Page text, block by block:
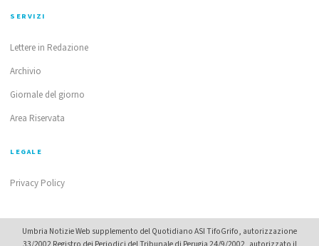
SERVIZI
Lettere in Redazione
Archivio
Giornale del giorno
Area Riservata
LEGALE
Privacy Policy
Umbria Notizie Web supplemento del Quotidiano ASI TifoGrifo, autorizzazione